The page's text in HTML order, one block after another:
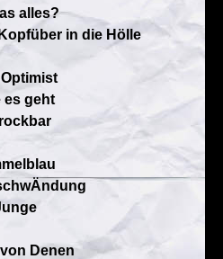
alles?
in die Hölle
es geht
Denen